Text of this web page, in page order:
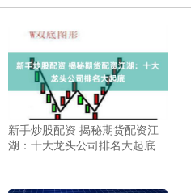
新手炒股配资 揭秘期货配资江
湖：十大龙头公司排名大起底